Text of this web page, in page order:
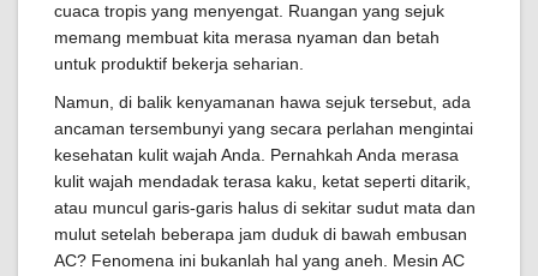
cuaca tropis yang menyengat. Ruangan yang sejuk
memang membuat kita merasa nyaman dan betah
untuk produktif bekerja seharian.
Namun, di balik kenyamanan hawa sejuk tersebut, ada
ancaman tersembunyi yang secara perlahan mengintai
kesehatan kulit wajah Anda. Pernahkah Anda merasa
kulit wajah mendadak terasa kaku, ketat seperti ditarik,
atau muncul garis-garis halus di sekitar sudut mata dan
mulut setelah beberapa jam duduk di bawah embusan
AC? Fenomena ini bukanlah hal yang aneh. Mesin AC